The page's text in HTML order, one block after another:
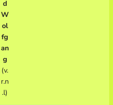
d
W
ol
fg
an
g
(v.
r.n
.l)